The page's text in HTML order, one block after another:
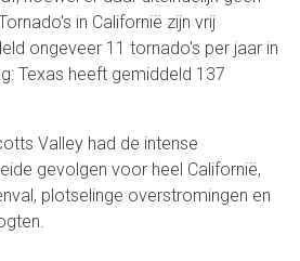
in Californië zijn vrij
ongeveer 11 tornado's per jaar in
Texas heeft gemiddeld 137
Valley had de intense
gevolgen voor heel Californië,
plotselinge overstromingen en